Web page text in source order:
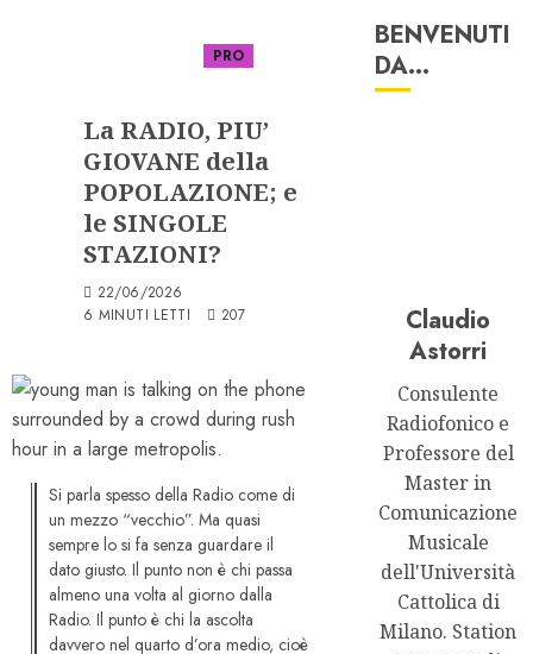
PRO
La RADIO, PIU’
GIOVANE della
POPOLAZIONE; e
le SINGOLE
STAZIONI?
22/06/2026
6 MINUTI LETTI
207
Si parla spesso della Radio come di
un mezzo “vecchio”. Ma quasi
sempre lo si fa senza guardare il
dato giusto. Il punto non è chi passa
almeno una volta al giorno dalla
Radio. Il punto è chi la ascolta
davvero nel quarto d’ora medio, cioè
BENVENUTI
DA…
Claudio
Astorri
Consulente
Radiofonico e
Professore del
Master in
Comunicazione
Musicale
dell'Università
Cattolica di
Milano. Station